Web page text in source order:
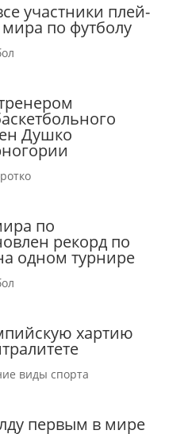
участники плей-
по футболу
Душко
по
рекорд по
одном турнире
хартию
виды спорта
первым в мире